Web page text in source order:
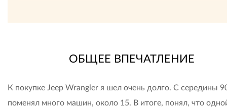
ОБЩЕЕ ВПЕЧАТЛЕНИЕ
К покупке Jeep Wrangler я шел очень долго. С середины
поменял много машин, около 15. В итоге, понял, что